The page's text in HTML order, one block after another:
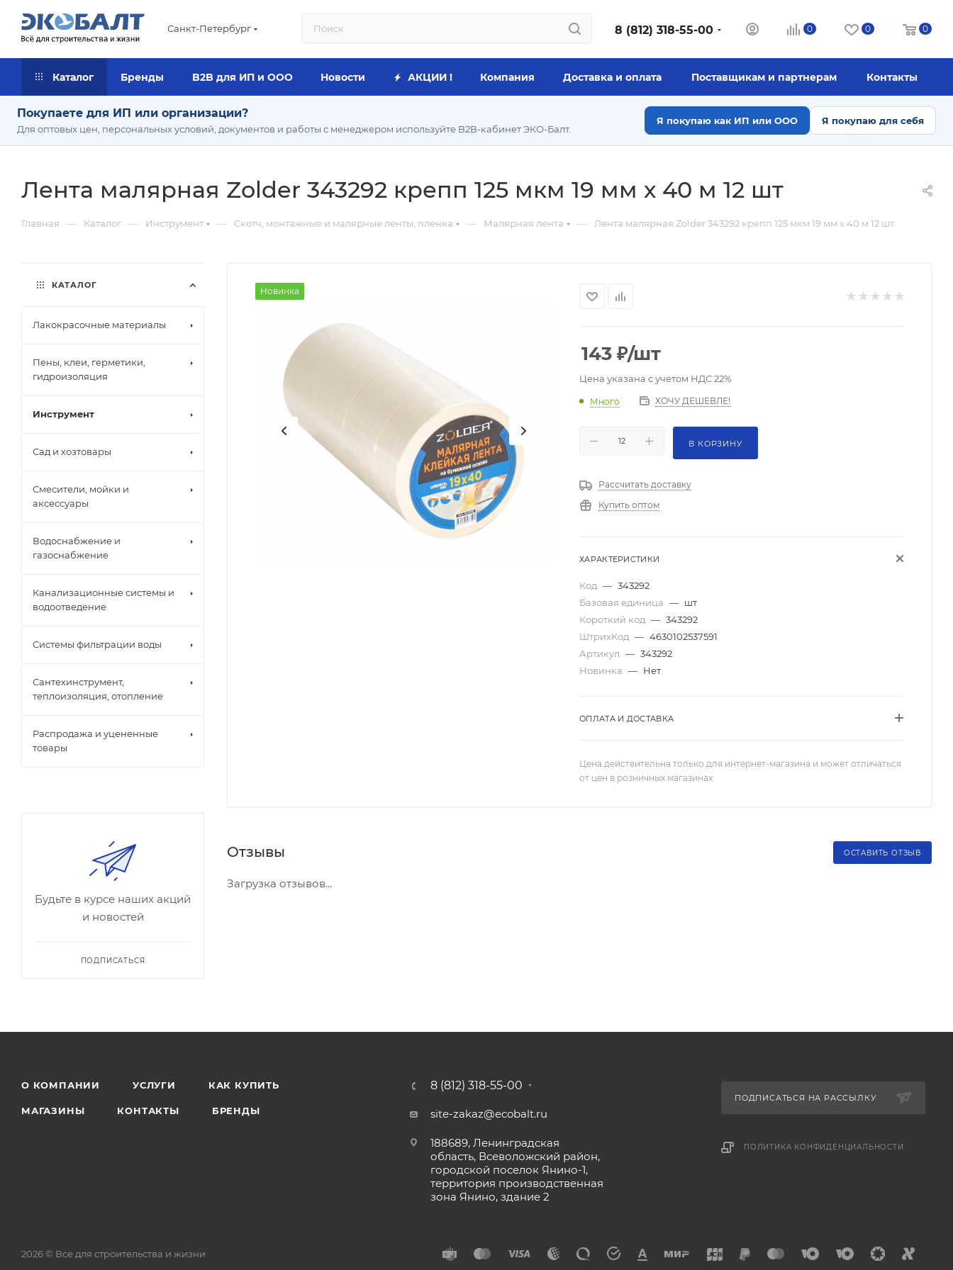
Санкт-Петербург 8 (812) 318-55-00 0 0 0
Каталог Бренды B2B для ИП и ООО Новости АКЦИИ ! Компания Доставка и оплата Поставщикам и партнерам Контакты
Покупаете для ИП или организации?
Для оптовых цен, персональных условий, документов и работы с менеджером используйте B2B-кабинет ЭКО-Балт.
Я покупаю как ИП или ООО Я покупаю для себя
Лента малярная Zolder 343292 крепп 125 мкм 19 мм х 40 м 12 шт
Главная — Каталог — Инструмент — Cкотч, монтажные и малярные ленты, пленка — Малярная лента — Лента малярная Zolder 343292 крепп 125 мкм 19 мм х 40 м 12 шт
Новинка
143 ₽/шт
Цена указана с учетом НДС 22%
Много ХОЧУ ДЕШЕВЛЕ!
В КОРЗИНУ
Рассчитать доставку
Купить оптом
ХАРАКТЕРИСТИКИ
Код — 343292
Базовая единица — шт
Короткий код — 343292
ШтрихКод — 4630102537591
Артикул — 343292
Новинка — Нет
ОПЛАТА И ДОСТАВКА
Цена действительна только для интернет-магазина и может отличаться
от цен в розничных магазинах
Отзывы ОСТАВИТЬ ОТЗЫВ
Загрузка отзывов...
КАТАЛОГ
Лакокрасочные материалы
Пены, клеи, герметики,
гидроизоляция
Инструмент
Сад и хозтовары
Смесители, мойки и
аксессуары
Водоснабжение и
газоснабжение
Канализационные системы и
водоотведение
Системы фильтрации воды
Сантехинструмент,
теплоизоляция, отопление
Распродажа и уцененные
товары
Будьте в курсе наших акций
и новостей
ПОДПИСАТЬСЯ
О КОМПАНИИ УСЛУГИ КАК КУПИТЬ
МАГАЗИНЫ КОНТАКТЫ БРЕНДЫ
8 (812) 318-55-00
site-zakaz@ecobalt.ru
188689, Ленинградская
область, Всеволожский район,
городской поселок Янино-1,
территория производственная
зона Янино, здание 2
ПОДПИСАТЬСЯ НА РАССЫЛКУ
ПОЛИТИКА КОНФИДЕНЦИАЛЬНОСТИ
2026 © Все для строительства и жизни